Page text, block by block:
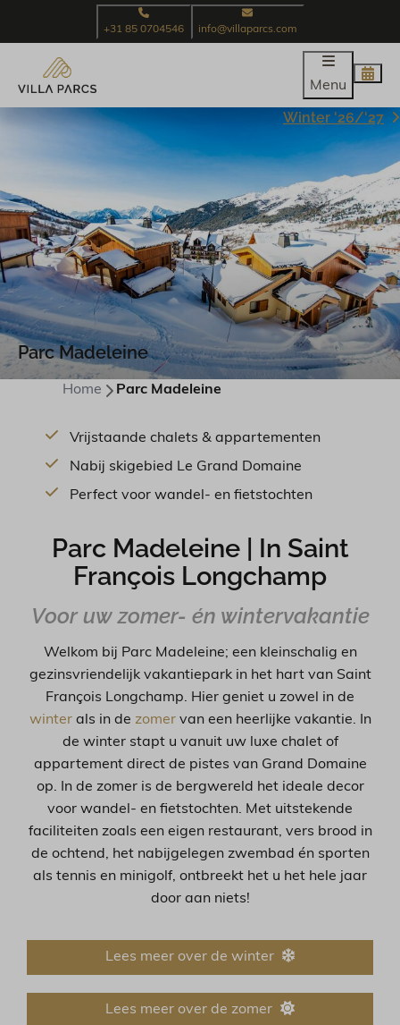
+31 85 0704546 info@villaparcs.com
Menu
Parc Madeleine
Winter '26/'27
Home Parc Madeleine
Vrijstaande chalets & appartementen
Nabij skigebied Le Grand Domaine
Perfect voor wandel- en fietstochten
Parc Madeleine | In Saint
François Longchamp
Voor uw zomer- én wintervakantie
Welkom bij Parc Madeleine; een kleinschalig en
gezinsvriendelijk vakantiepark in het hart van Saint
François Longchamp. Hier geniet u zowel in de
winterals in de zomervan een heerlijke vakantie. In
de winter stapt u vanuit uw luxe chalet of
appartement direct de pistes van Grand Domaine
op. In de zomer is de bergwereld het ideale decor
voor wandel- en fietstochten. Met uitstekende
faciliteiten zoals een eigen restaurant, vers brood in
de ochtend, het nabijgelegen zwembad én sporten
als tennis en minigolf, ontbreekt het u het hele jaar
door aan niets!
Lees meer over de winter
Lees meer over de zomer